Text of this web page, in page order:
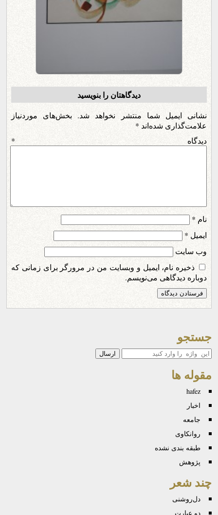
دیدگاهتان را بنویسید
نشانی ایمیل شما منتشر نخواهد شد. بخش‌های موردنیاز
علامت‌گذاری شده‌اند *
دیدگاه *
نام *
ایمیل *
وب‌ سایت
ذخیره نام، ایمیل و وبسایت من در مرورگر برای زمانی که
دوباره دیدگاهی می‌نویسم.
جستجو
جستجو
مقوله ها
hafez
اخبار
جامعه
روانكاوی
طبقه بندی نشده
پژوهش
چند شعر
دل‌روشنی
دو عبارت